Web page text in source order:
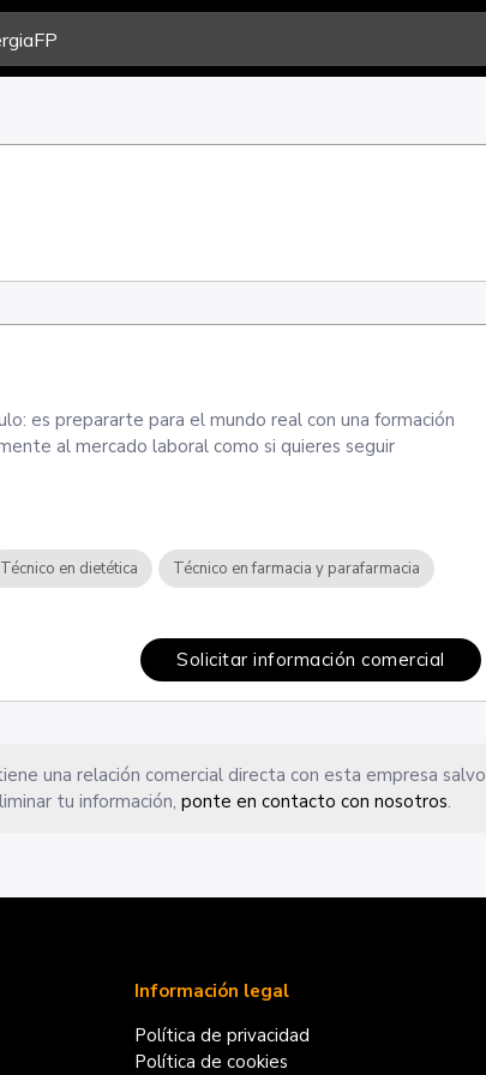
es prepararte para el mundo real con una formación
al mercado laboral como si quieres seguir
Técnico en dietética Técnico en farmacia y parafarmacia
Solicitar información comercial
una relación comercial directa con esta empresa salvo
tu información, ponte en contacto con nosotros.
Información legal
Política de privacidad
Política de cookies